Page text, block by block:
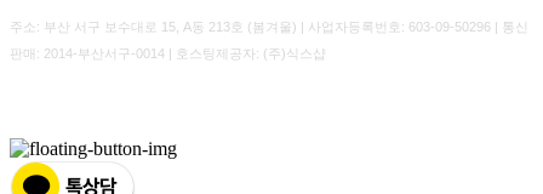
주소: 부산 서구 보수대로 15, A동 213호 (봄겨울) | 사업자등록번호: 603-09-50296 | 통신
판매: 2014-부산서구-0014 | 호스팅제공자: (주)식스샵